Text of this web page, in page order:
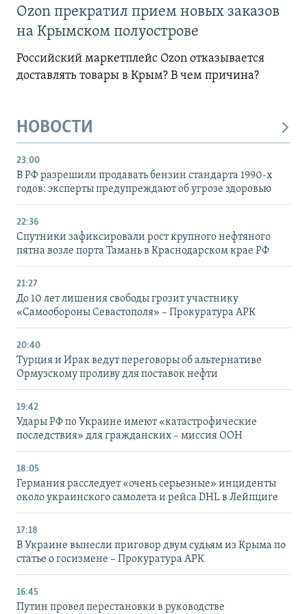
Ozon прекратил прием новых заказов
на Крымском полуострове
Российский маркетплейс Ozon отказывается
доставлять товары в Крым? В чем причина?
НОВОСТИ
23:00
В РФ разрешили продавать бензин стандарта 1990-х
годов: эксперты предупреждают об угрозе здоровью
22:36
Спутники зафиксировали рост крупного нефтяного
пятна возле порта Тамань в Краснодарском крае РФ
21:27
До 10 лет лишения свободы грозит участнику
«Самообороны Севастополя» – Прокуратура АРК
20:40
Турция и Ирак ведут переговоры об альтернативе
Ормузскому проливу для поставок нефти
19:42
Удары РФ по Украине имеют «катастрофические
последствия» для гражданских – миссия ООН
18:05
Германия расследует «очень серьезные» инциденты
около украинского самолета и рейса DHL в Лейпциге
17:18
В Украине вынесли приговор двум судьям из Крыма по
статье о госизмене – Прокуратура АРК
16:45
Путин провел перестановки в руководстве